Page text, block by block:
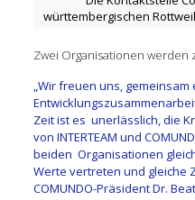
württembergischen
Zwei Organisationen werden
„Wir freuen uns,
Zeit ist es unerlässlich, die
von INTERTEAM und
beiden Organisationen
Werte vertreten und gleiche
COMUNDO-Präsident Dr.